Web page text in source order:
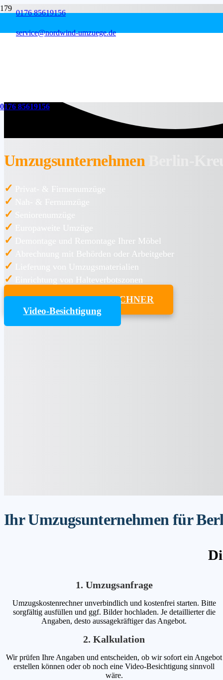
0176 85619156
service@nordwind-umzuege.de
0176 85619156
UmzugsunternehmenBerlin-
✓ Privat- & Firmenumzüge
✓ Nah- & Fernumzüge
✓ Seniorenumzüge
✓ Europaweite Umzüge
✓ Demontage und Remontage Ihrer Möbel
✓ Abrechnung mit Behörden oder Arbeitgeber
✓ Lieferung von Umzugsmaterialien
✓ Einrichtung von Halteverbotszonen
UMZUGSKOSTENRECHNER
Video-Besichtigung
Ihr Umzugsunternehmen für
1. Umzugsanfrage
Umzugskostenrechner unverbindlich und kostenfrei starten. Bitte
sorgfältig ausfüllen und ggf. Bilder hochladen. Je detaillierter die
Angaben, desto aussagekräftiger das Angebot.
2. Kalkulation
Wir prüfen Ihre Angaben und entscheiden, ob wir sofort ein Angebot
erstellen können oder ob noch eine Video-Besichtigung sinnvoll
wäre.